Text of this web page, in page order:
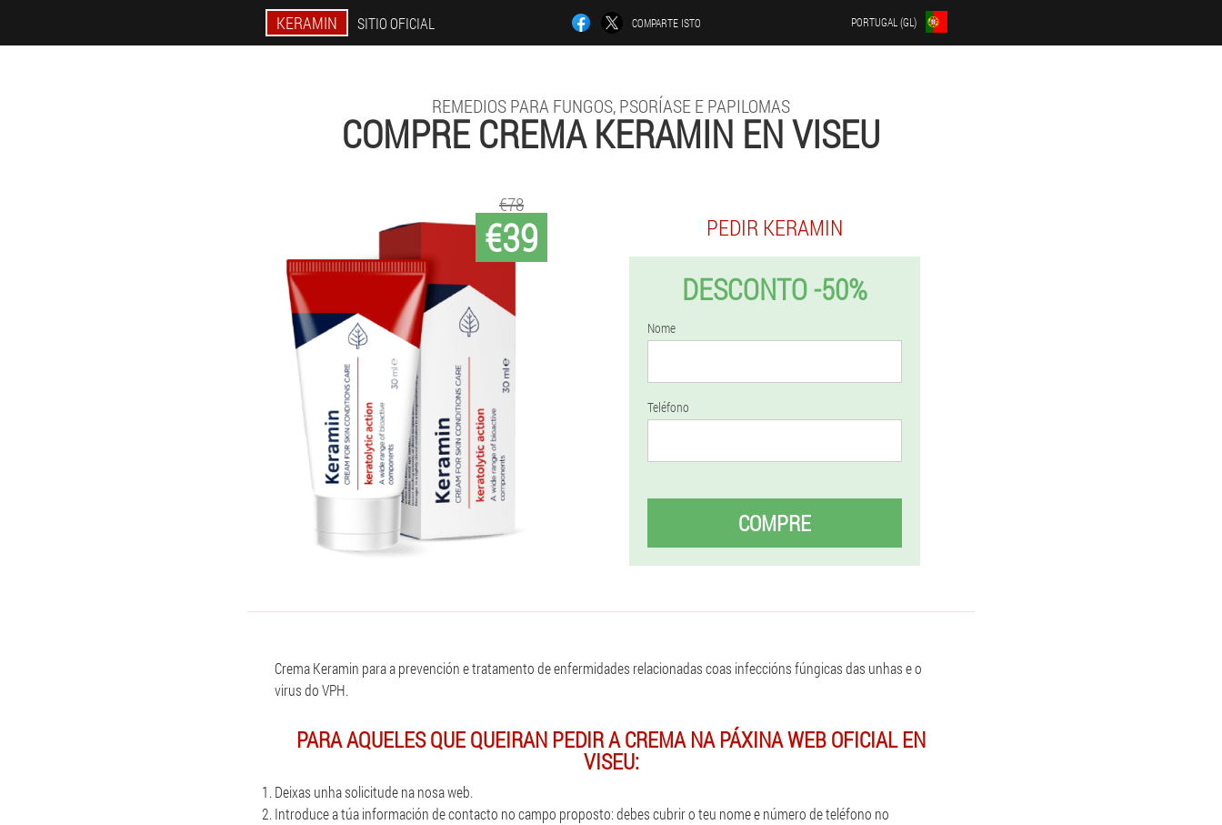
KERAMIN SITIO OFICIAL COMPARTE ISTO PORTUGAL (GL)
REMEDIOS PARA FUNGOS, PSORÍASE E PAPILOMAS
COMPRE CREMA KERAMIN EN VISEU
€39
€78
PEDIR KERAMIN
DESCONTO -50%
Nome
Teléfono
COMPRE
Crema Keramin para a prevención e tratamento de enfermidades relacionadas coas infeccións fúngicas das unhas e o
virus do VPH.
PARA AQUELES QUE QUEIRAN PEDIR A CREMA NA PÁXINA WEB OFICIAL EN
VISEU:
Deixas unha solicitude na nosa web.
Introduce a túa información de contacto no campo proposto: debes cubrir o teu nome e número de teléfono no